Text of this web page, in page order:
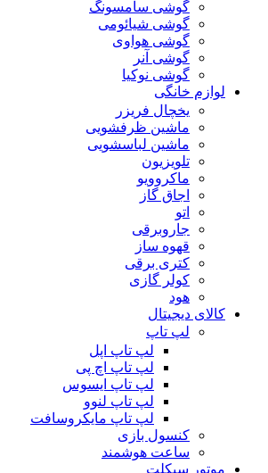
گوشی سامسونگ
گوشی شیائومی
گوشی هواوی
گوشی آنر
گوشی نوکیا
لوازم خانگی
یخچال فریزر
ماشین ظرفشویی
ماشین لباسشویی
تلویزیون
ماکروویو
اجاق گاز
اتو
جاروبرقی
قهوه ساز
کتری برقی
کولر گازی
هود
کالای دیجیتال
لپ تاپ
لپ تاپ اپل
لپ تاپ اچ پی
لپ تاپ ایسوس
لپ تاپ لنوو
لپ تاپ مایکروسافت
کنسول بازی
ساعت هوشمند
موتور سیکلت